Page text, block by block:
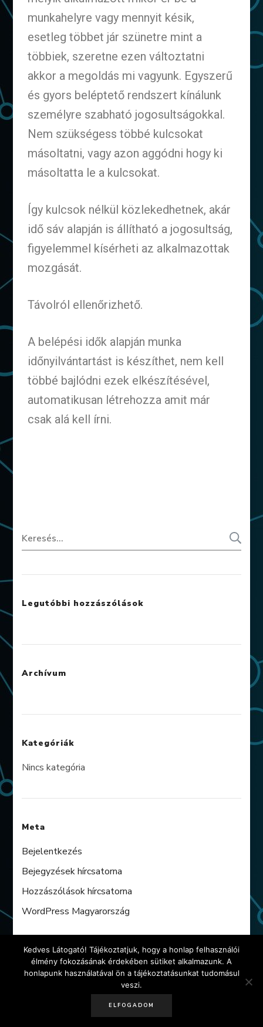
munkahelyre vagy mennyit késik,
esetleg többet jár szünetre mint a
többiek, szeretne ezen változtatni
akkor a megoldás mi vagyunk. Egyszerű
és gyors beléptető rendszert kínálunk
személyre szabható jogosultságokkal.
Nem szükségess többé kulcsokat
másoltatni, vagy azon aggódni hogy ki
másoltatta le a kulcsokat.
Így kulcsok nélkül közlekedhetnek, akár
idő sáv alapján is állítható a jogosultság,
figyelemmel kísérheti az alkalmazottak
mozgását.
Távolról ellenőrizhető.
A belépési idők alapján munka
időnyilvántartást is készíthet, nem kell
többé bajlódni ezek elkészítésével,
automatikusan létrehozza amit már
csak alá kell írni.
Legutóbbi hozzászólások
Archívum
Kategóriák
Nincs kategória
Meta
Bejelentkezés
Bejegyzések hírcsatorna
Hozzászólások hírcsatorna
WordPress Magyarország
© Copyright 2026halycomp.hu. Minden jog
Blossom Shop | Fejlesztette
.Készítette:WordPress
Kedves Látogató! Tájékoztatjuk, hogy a honlap felhasználói
élmény fokozásának érdekében sütiket alkalmazunk. A
honlapunk használatával ön a tájékoztatásunkat tudomásul
veszi.
ELFOGADOM